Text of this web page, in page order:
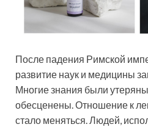
После падения Римской
развитие наук и медицины
Многие знания были
обесценены. Отношение к
стало меняться. Людей,